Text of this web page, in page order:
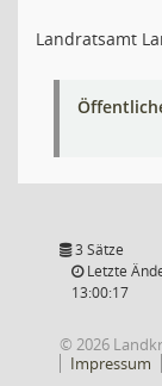
Landratsamt
3 Sätze
Letzte
13:00:17
© 2026
Impressum